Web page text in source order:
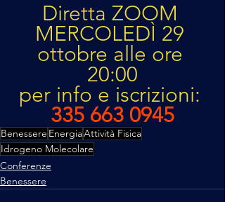
Diretta ZOOM
MERCOLEDÌ 29
ottobre alle ore
20:00
per info e iscrizioni:
335 663 0945
Benessere EnergiaAttività Fisica
Idrogeno Molecolare
Conferenze
Benessere